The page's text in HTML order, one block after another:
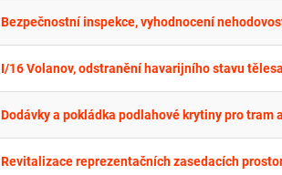
Bezpečnostní inspekce, vyhodnocení
I/16 Volanov, odstranění havarijního stavu
Dodávky a pokládka podlahové krytiny pro tram
Revitalizace reprezentačních zasedacích